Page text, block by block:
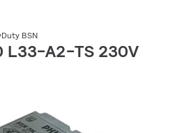
BSN
L33-A2-TS 230V